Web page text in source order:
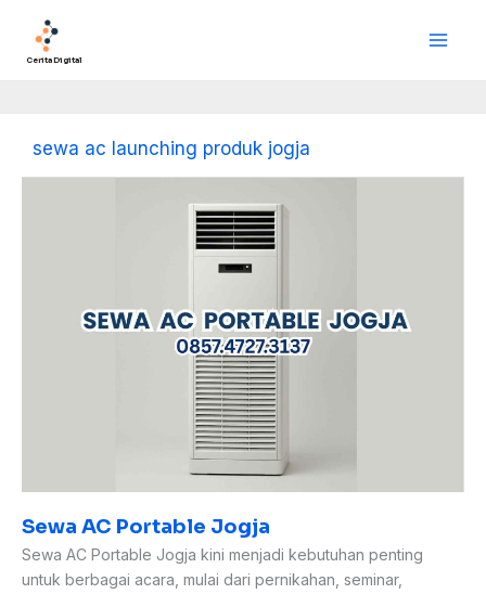
kontenCerita Digital
sewa ac launching produk jogja
Sewa AC Portable Jogja
Sewa AC Portable Jogja kini menjadi kebutuhan penting
untuk berbagai acara, mulai dari pernikahan, seminar,